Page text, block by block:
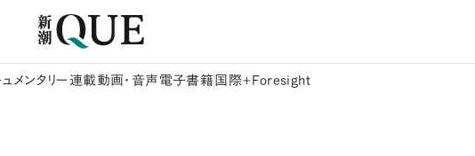
ュメンタリー 連載動画・音声 電子書籍 国際+Foresight